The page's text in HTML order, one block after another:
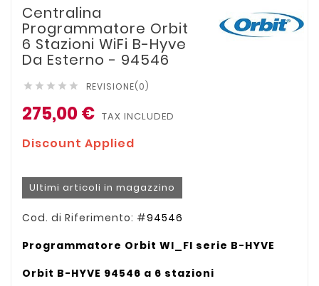
Centralina
Programmatore Orbit
6 Stazioni WiFi B-Hyve
Da Esterno - 94546
     REVISIONE(0)
275,00 € TAX INCLUDED
Discount Applied
Ultimi articoli in magazzino
Cod. di Riferimento: #94546
Programmatore Orbit WI_FI serie B-HYVE
Orbit B-HYVE 94546 a 6 stazioni